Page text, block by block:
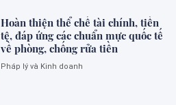
Hoàn thiện thể chế tài chính, tiền
tệ, đáp ứng các chuẩn mực quốc tế
về phòng, chống rửa tiền
Pháp lý và Kinh doanh